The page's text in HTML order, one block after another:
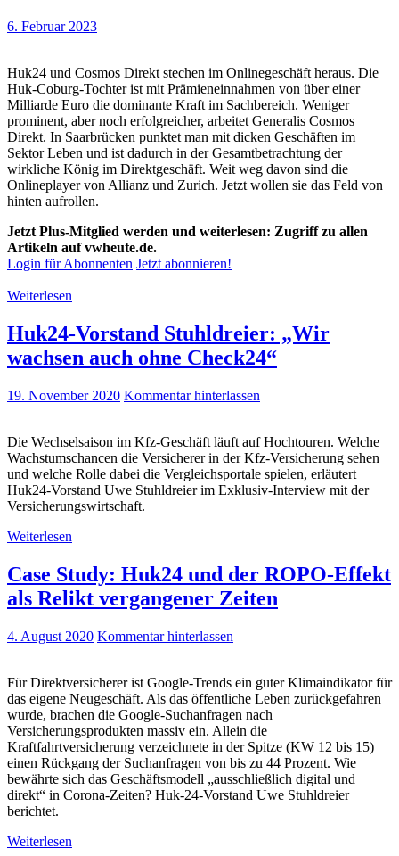
6. Februar 2023
Huk24 und Cosmos Direkt stechen im Onlinegeschäft heraus. Die
Huk-Coburg-Tochter ist mit Prämieneinnahmen von über einer
Milliarde Euro die dominante Kraft im Sachbereich. Weniger
prominent, aber noch erfolgreicher, arbeitet Generalis Cosmos
Direkt. In Saarbrücken punktet man mit dicken Geschäften im
Sektor Leben und ist dadurch in der Gesamtbetrachtung der
wirkliche König im Direktgeschäft. Weit weg davon sind die
Onlineplayer von Allianz und Zurich. Jetzt wollen sie das Feld von
hinten aufrollen.
Jetzt Plus-Mitglied werden und weiterlesen: Zugriff zu allen
Artikeln auf vwheute.de.
Login für Abonnenten Jetzt abonnieren!
Weiterlesen
Huk24-Vorstand Stuhldreier: „Wir
wachsen auch ohne Check24“
19. November 2020 Kommentar hinterlassen
Die Wechselsaison im Kfz-Geschäft läuft auf Hochtouren. Welche
Wachstumschancen die Versicherer in der Kfz-Versicherung sehen
und welche Rolle dabei die Vergleichsportale spielen, erläutert
Huk24-Vorstand Uwe Stuhldreier im Exklusiv-Interview mit der
Versicherungswirtschaft.
Weiterlesen
Case Study: Huk24 und der ROPO-Effekt
als Relikt vergangener Zeiten
4. August 2020 Kommentar hinterlassen
Für Direktversicherer ist Google-Trends ein guter Klimaindikator für
das eigene Neugeschäft. Als das öffentliche Leben zurückgefahren
wurde, brachen die Google-Suchanfragen nach
Versicherungsprodukten massiv ein. Allein die
Kraftfahrtversicherung verzeichnete in der Spitze (KW 12 bis 15)
einen Rückgang der Suchanfragen von bis zu 44 Prozent. Wie
bewährte sich das Geschäftsmodell „ausschließlich digital und
direkt“ in Corona-Zeiten? Huk-24-Vorstand Uwe Stuhldreier
berichtet.
Weiterlesen